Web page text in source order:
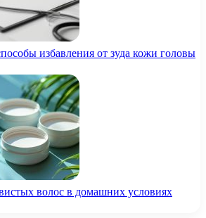
избавления от зуда кожи головы
волос в домашних условиях